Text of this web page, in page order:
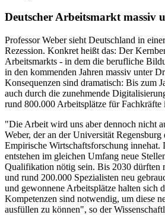
Deutscher Arbeitsmarkt massiv
Professor Weber sieht Deutschland in
Rezession. Konkret heißt das: Der
Arbeitsmarkts - in dem die berufliche
in den kommenden Jahren massiv unter
Konsequenzen sind dramatisch: Bis zum
auch durch die zunehmende
rund 800.000 Arbeitsplätze für Fachkräfte
"Die Arbeit wird uns aber dennoch nicht
Weber, der an der Universität
Empirische Wirtschaftsforschung innehat.
entstehen im gleichen Umfang neue
Qualifikation nötig sein. Bis 2030 dürften
und rund 200.000 Spezialisten neu
und gewonnene Arbeitsplätze halten sich
Kompetenzen sind notwendig, um diese
ausfüllen zu können", so der